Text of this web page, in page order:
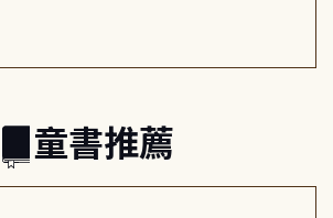
童書推薦